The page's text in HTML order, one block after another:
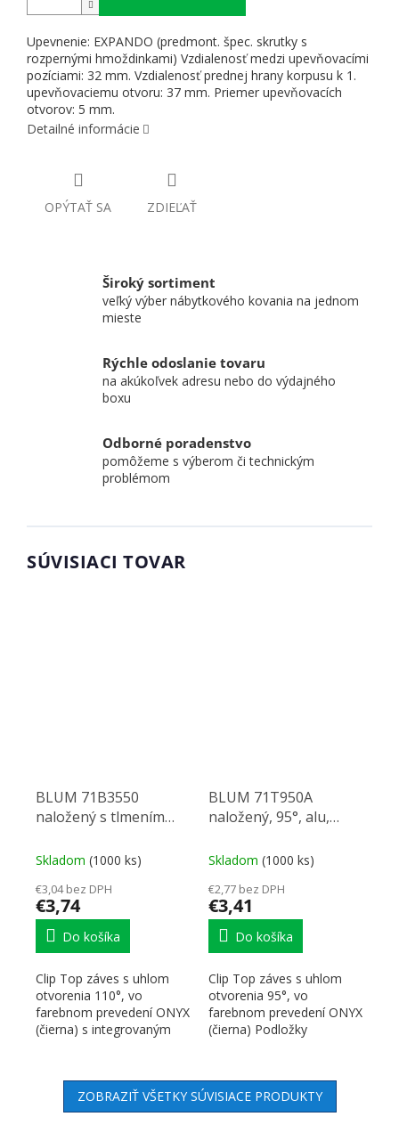
Upevnenie: EXPANDO (predmont. špec. skrutky s
rozpernými hmoždinkami) Vzdialenosť medzi upevňovacími
pozíciami: 32 mm. Vzdialenosť prednej hrany korpusu k 1.
upevňovaciemu otvoru: 37 mm. Priemer upevňovacích
otvorov: 5 mm.
Detailné informácie
OPÝTAŤ SA ZDIEĽAŤ
Široký sortiment
veľký výber nábytkového kovania na jednom
mieste
Rýchle odoslanie tovaru
na akúkoľvek adresu nebo do výdajného
boxu
Odborné poradenstvo
pomôžeme s výberom či technickým
problémom
SÚVISIACI TOVAR
BLUM 71B3550
naložený s tlmením
Skladom (1000 ks)
€3,04 bez DPH
€3,74
Do košíka
Clip Top záves s uhlom
otvorenia 110°, vo
farebnom prevedení ONYX
(čierna) s integrovaným
BLUM 71T950A
naložený, 95°, alu,
Skladom (1000 ks)
€2,77 bez DPH
€3,41
Do košíka
Clip Top záves s uhlom
otvorenia 95°, vo
farebnom prevedení ONYX
(čierna) Podložky
ZOBRAZIŤ VŠETKY SÚVISIACE PRODUKTY